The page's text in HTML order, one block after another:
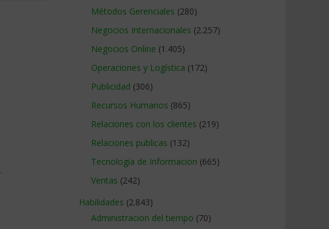
.
Métodos Gerenciales (280)
Negocios Internacionales (2.257)
Negocios Online (1.405)
Operaciones y Logística (172)
Publicidad (306)
Recursos Humanos (865)
Relaciones con los clientes (219)
Relaciones publicas (132)
Tecnologia de Informacion (665)
Ventas (242)
Habilidades (2.843)
Administracion del tiempo (70)